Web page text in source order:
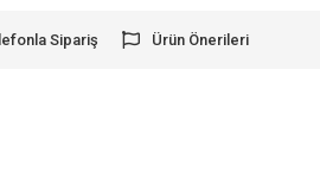
Sipariş Ürün Önerileri